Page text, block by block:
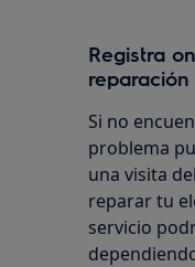
Registra
reparación
Si no
problema
una visita
reparar tu
servicio